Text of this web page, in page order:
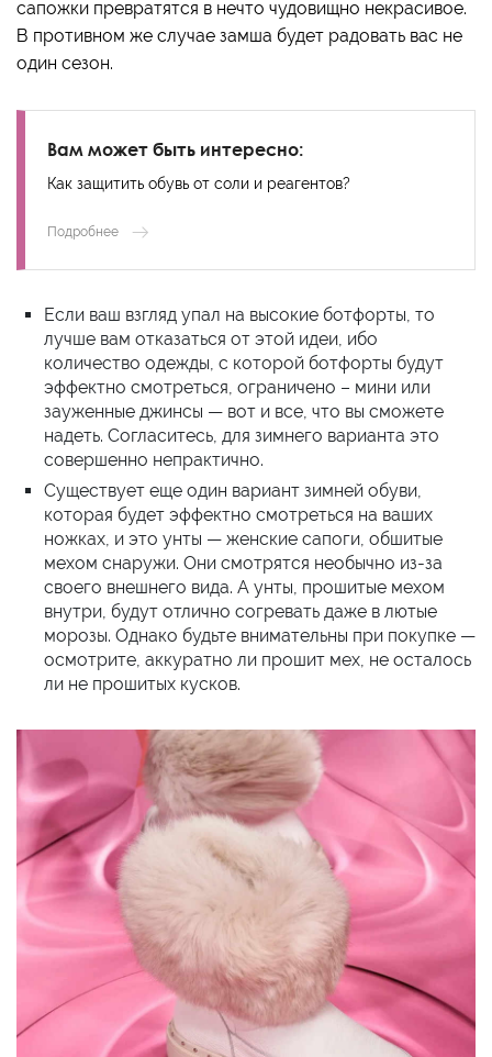
сапожки превратятся в нечто чудовищно некрасивое.
В противном же случае замша будет радовать вас не
один сезон.
Вам может быть интересно:
Как защитить обувь от соли и реагентов?
Подробнее
Если ваш взгляд упал на высокие ботфорты, то
лучше вам отказаться от этой идеи, ибо
количество одежды, с которой ботфорты будут
эффектно смотреться, ограничено – мини или
зауженные джинсы — вот и все, что вы сможете
надеть. Согласитесь, для зимнего варианта это
совершенно непрактично.
Существует еще один вариант зимней обуви,
которая будет эффектно смотреться на ваших
ножках, и это унты — женские сапоги, обшитые
мехом снаружи. Они смотрятся необычно из-за
своего внешнего вида. А унты, прошитые мехом
внутри, будут отлично согревать даже в лютые
морозы. Однако будьте внимательны при покупке —
осмотрите, аккуратно ли прошит мех, не осталось
ли не прошитых кусков.